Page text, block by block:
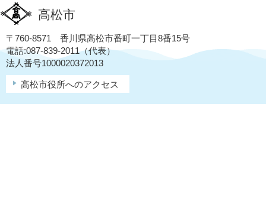
高松市
〒760-8571 香川県高松市番町一丁目8番15号
電話:087-839-2011（代表）
法人番号1000020372013
高松市役所へのアクセス